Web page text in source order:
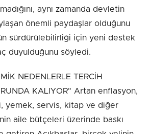
aynı zamanda devletin
önemli paydaşlar olduğunu
sürdürülebilirliği için yeni destek
duyulduğunu söyledi.
NEDENLERLE TERCİH
KALIYOR" Artan enflasyon,
yemek, servis, kitap ve diğer
aile bütçeleri üzerinde baskı